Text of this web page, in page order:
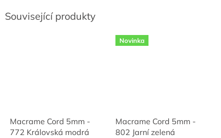
Související produkty
Macrame Cord 5mm -
772 Královská modrá
Novinka
Macrame Cord 5mm -
802 Jarní zelená